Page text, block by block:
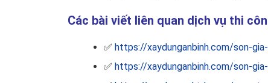
Các bài viết liên quan dịch vụ thi
✅ https://xaydunganbinh.com/son-
✅ https://xaydunganbinh.com/son-